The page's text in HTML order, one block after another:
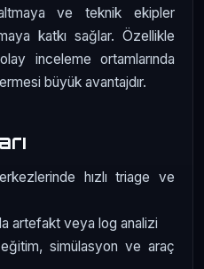
ve teknik ekipler
katkı sağlar. Özellikle
inceleme ortamlarında
büyük avantajdır.
hızlı triage ve
artefakt veya log analizi
simülasyon ve araç